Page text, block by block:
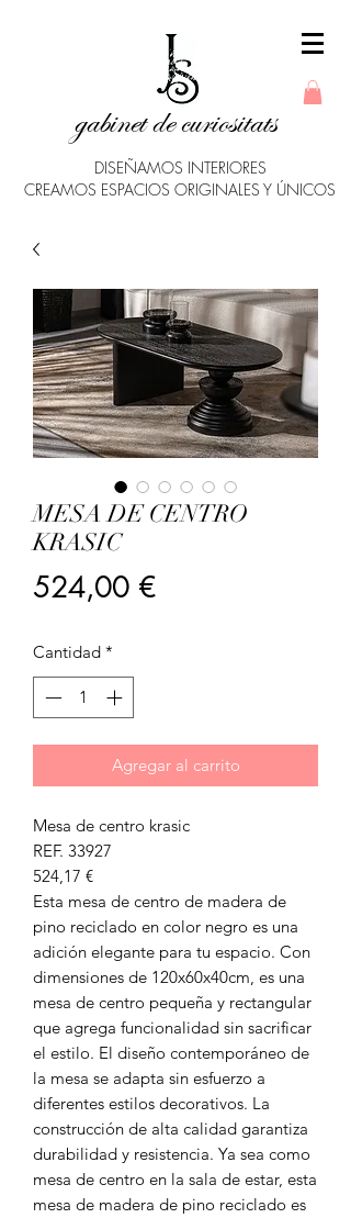
gabinet de curiositats
DISEÑAMOS INTERIORES
CREAMOS ESPACIOS ORIGINALES Y ÚNICOS
MESA DE CENTRO
KRASIC
524,00 €Precio
Cantidad *
Agregar al carrito
Mesa de centro krasic
REF. 33927
524,17 €
Esta mesa de centro de madera de
pino reciclado en color negro es una
adición elegante para tu espacio. Con
dimensiones de 120x60x40cm, es una
mesa de centro pequeña y rectangular
que agrega funcionalidad sin sacrificar
el estilo. El diseño contemporáneo de
la mesa se adapta sin esfuerzo a
diferentes estilos decorativos. La
construcción de alta calidad garantiza
durabilidad y resistencia. Ya sea como
mesa de centro en la sala de estar, esta
mesa de madera de pino reciclado es